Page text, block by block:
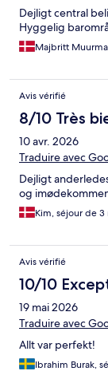
Dejligt central
Hyggelig
Majbritt
Avis vérifié
8/10 Très
10 avr. 2026
Traduire avec
Dejligt
og
Kim, séjour de 3
Avis vérifié
10/10
19 mai 2026
Traduire avec
Allt var perfekt!
Ibrahim Burak,